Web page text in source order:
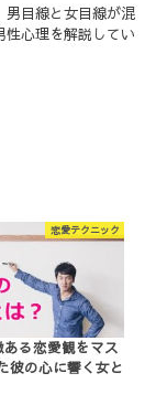
男目線と女目線が混
性心理を解説してい
恋愛テクニック
る恋愛観をマス
彼の心に響く女と